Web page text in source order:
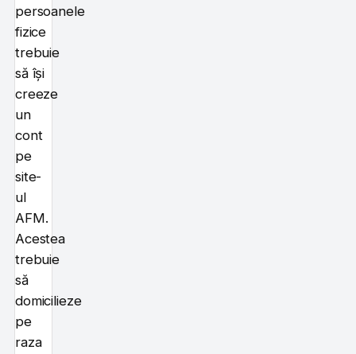
persoanele
fizice
trebuie
să își
creeze
un
cont
pe
site-
ul
AFM.
Acestea
trebuie
să
domicilieze
pe
raza